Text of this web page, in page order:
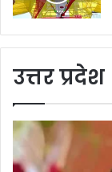
उत्तर प्रदेश